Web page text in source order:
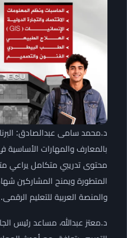
د.محمد سامى عبدالصادق:
بالمعارف والمهارات
محتوى تدريبي متكامل يراعي
المتطورة ويمنح المشاركين
والمنصة العربية للتعليم الرقمى.
د.معتز عبدالله، مساعد رئيس